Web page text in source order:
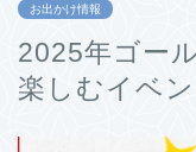
お出かけ情報
2025年ゴー
楽しむイベ